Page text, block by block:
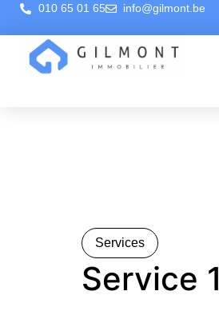
010 65 01 65 info@gilmont.be
Services
Service 1